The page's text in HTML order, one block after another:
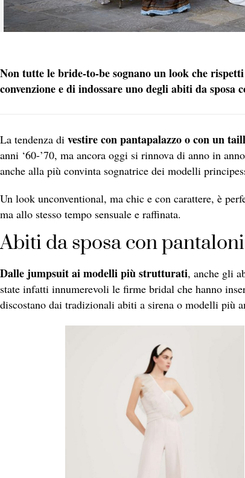
Non tutte le bride-to-be sognano un look che
convenzione e di indossare uno degli abiti da sposa
La tendenza di vestire con pantapalazzo o con un
anni ‘60-’70, ma ancora oggi si rinnova di anno in
anche alla più convinta sognatrice dei modelli
Un look unconventional, ma chic e con carattere, è
ma allo stesso tempo sensuale e raffinata.
Abiti da sposa con
Dalle jumpsuit ai modelli più strutturati, anche gli
state infatti innumerevoli le firme bridal che hanno
discostano dai tradizionali abiti a sirena o modelli più